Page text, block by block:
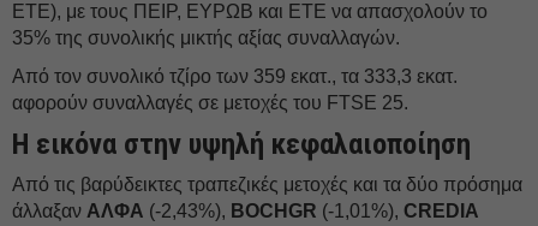
ΕΤΕ), με τους ΠΕΙΡ, ΕΥΡΩΒ και ΕΤΕ να απασχολούν το
35% της συνολικής μικτής αξίας συναλλαγών.
Από τον συνολικό τζίρο των 359 εκατ., τα 333,3 εκατ.
αφορούν συναλλαγές σε μετοχές του FTSE 25.
Η εικόνα στην υψηλή κεφαλαιοποίηση
Από τις βαρύδεικτες τραπεζικές μετοχές και τα δύο πρόσημα
άλλαξαν ΑΛΦΑ (-2,43%), BOCHGR (-1,01%), CREDIA